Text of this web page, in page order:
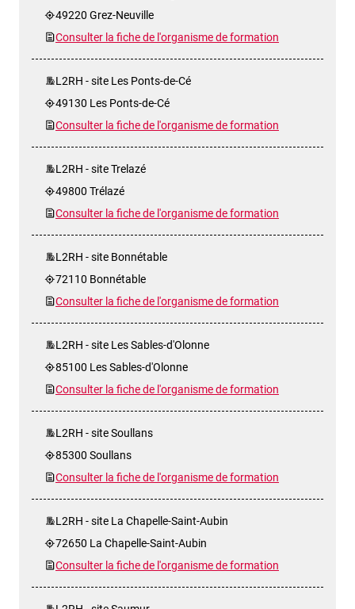
49220 Grez-Neuville
Consulter la fiche de l'organisme de formation
L2RH - site Les Ponts-de-Cé
49130 Les Ponts-de-Cé
Consulter la fiche de l'organisme de formation
L2RH - site Trelazé
49800 Trélazé
Consulter la fiche de l'organisme de formation
L2RH - site Bonnétable
72110 Bonnétable
Consulter la fiche de l'organisme de formation
L2RH - site Les Sables-d'Olonne
85100 Les Sables-d'Olonne
Consulter la fiche de l'organisme de formation
L2RH - site Soullans
85300 Soullans
Consulter la fiche de l'organisme de formation
L2RH - site La Chapelle-Saint-Aubin
72650 La Chapelle-Saint-Aubin
Consulter la fiche de l'organisme de formation